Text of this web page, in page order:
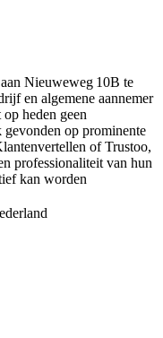
Nieuweweg 10B te
en algemene aannemer
heden geen
op prominente
of Trustoo,
professionaliteit van hun
kan worden